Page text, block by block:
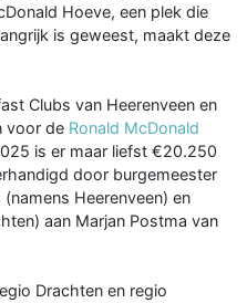
Hoeve, een plek die
is geweest, maakt deze
Clubs van Heerenveen en
voor de Ronald McDonald
is er maar liefst €20.250
door burgemeester
Heerenveen) en
aan Marjan Postma van
Drachten en regio